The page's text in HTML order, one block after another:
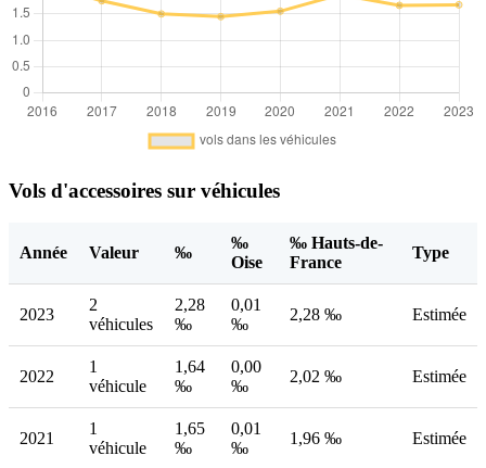
Vols d'accessoires sur véhicules
Année Valeur ‰
‰
Oise
‰ Hauts-de-
France
Type
2023
2
véhicules
2,28
‰
0,01
‰
2,28 ‰ Estimée
2022
1
véhicule
1,64
‰
0,00
‰
2,02 ‰ Estimée
2021
1
véhicule
1,65
‰
0,01
‰
1,96 ‰ Estimée